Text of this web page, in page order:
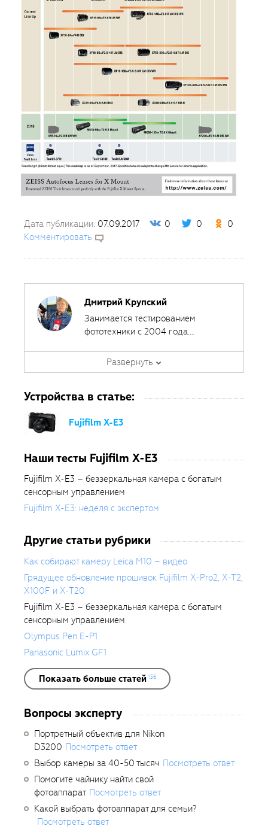
Дата публикации: 07.09.2017 0 0
0
Комментировать
Дмитрий Крупский
Занимается тестированием
фототехники с 2004 года.
печатными и интернет-изданиями,
за эти годы сделал около 400
Развернуть
Устройства в статье:
Fujifilm X-E3
Наши тесты Fujifilm X-E3
Fujifilm X-E3 – беззеркальная камера с богатым
сенсорным управлением
Fujifilm X-E3: неделя с экспертом
Другие статьи рубрики
Как собирают камеру Leica M10 – видео
Грядущее обновление прошивок Fujifilm X-Pro2, X-T2,
X100F и X-T20
Fujifilm X-E3 – беззеркальная камера с богатым
сенсорным управлением
Olympus Pen E-P1
Panasonic Lumix GF1
Показать больше статей 136
Вопросы эксперту
Портретный объектив для Nikon
D3200 Посмотреть ответ
Выбор камеры за 40-50 тысяч Посмотреть ответ
Помогите чайнику найти свой
фотоаппарат Посмотреть ответ
Какой выбрать фотоаппарат для семьи?
Посмотреть ответ